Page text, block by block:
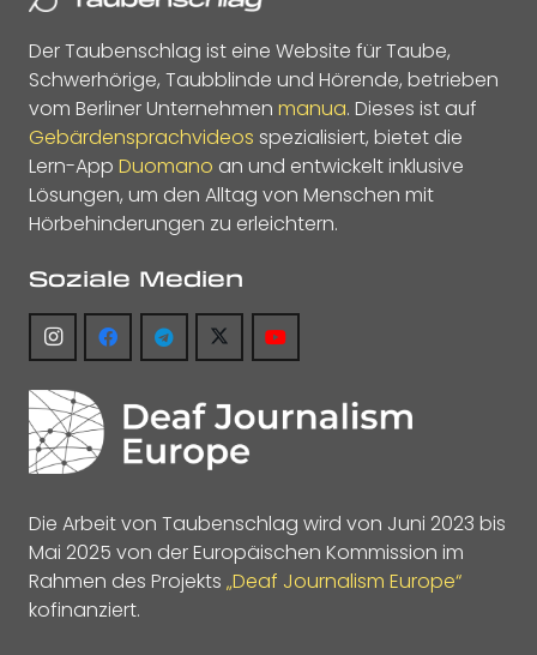
Der Taubenschlag ist eine Website für Taube,
Schwerhörige, Taubblinde und Hörende, betrieben
vom Berliner Unternehmen manua. Dieses ist auf
Gebärdensprachvideos spezialisiert, bietet die
Lern-App Duomano an und entwickelt inklusive
Lösungen, um den Alltag von Menschen mit
Hörbehinderungen zu erleichtern.
Soziale Medien
Die Arbeit von Taubenschlag wird von Juni 2023 bis
Mai 2025 von der Europäischen Kommission im
Rahmen des Projekts „Deaf Journalism Europe“
kofinanziert.